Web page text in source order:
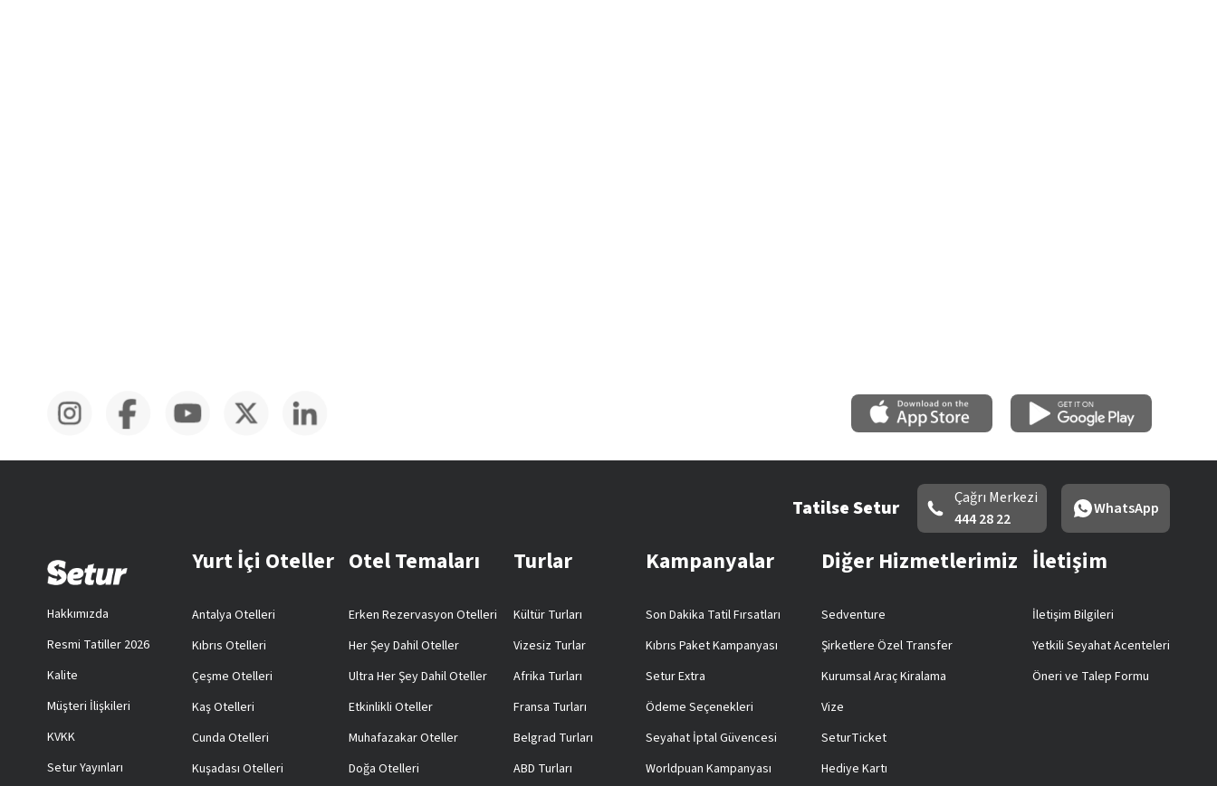
Tatilse Setur
Çağrı Merkezi
444 28 22
WhatsApp
Hakkımızda
Resmi Tatiller 2026
Kalite
Müşteri İlişkileri
KVKK
Setur Yayınları
Yurt İçi Oteller
Antalya Otelleri
Kıbrıs Otelleri
Çeşme Otelleri
Kaş Otelleri
Cunda Otelleri
Kuşadası Otelleri
Otel Temaları
Erken Rezervasyon Otelleri
Her Şey Dahil Oteller
Ultra Her Şey Dahil Oteller
Etkinlikli Oteller
Muhafazakar Oteller
Doğa Otelleri
Turlar
Kültür Turları
Vizesiz Turlar
Afrika Turları
Fransa Turları
Belgrad Turları
ABD Turları
Kampanyalar
Son Dakika Tatil Fırsatları
Kıbrıs Paket Kampanyası
Setur Extra
Ödeme Seçenekleri
Seyahat İptal Güvencesi
Worldpuan Kampanyası
Diğer Hizmetlerimiz
Sedventure
Şirketlere Özel Transfer
Kurumsal Araç Kiralama
Vize
SeturTicket
Hediye Kartı
İletişim
İletişim Bilgileri
Yetkili Seyahat Acenteleri
Öneri ve Talep Formu